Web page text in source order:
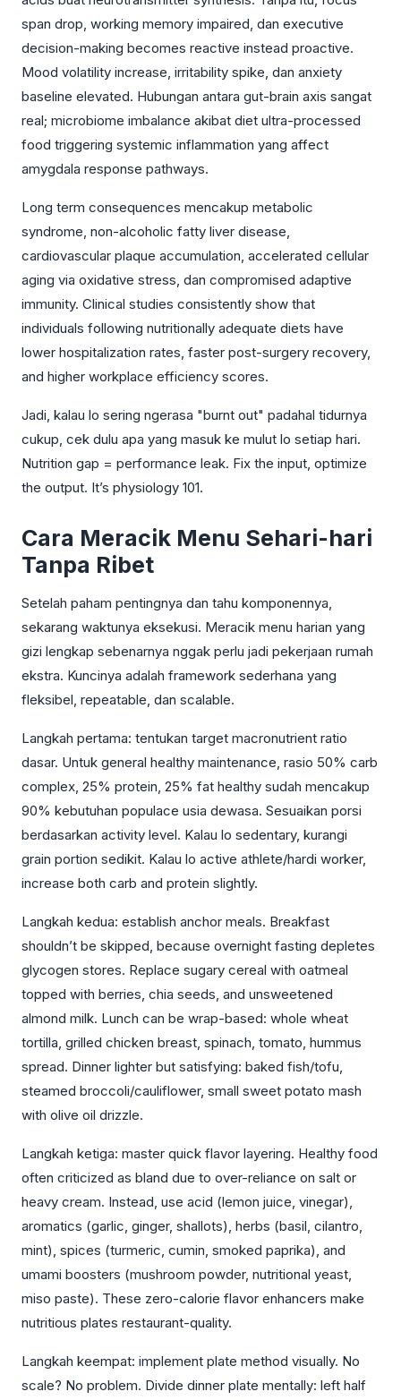
span drop, working memory impaired, dan executive
decision-making becomes reactive instead proactive.
Mood volatility increase, irritability spike, dan anxiety
baseline elevated. Hubungan antara gut-brain axis sangat
real; microbiome imbalance akibat diet ultra-processed
food triggering systemic inflammation yang affect
amygdala response pathways.
Long term consequences mencakup metabolic
syndrome, non-alcoholic fatty liver disease,
cardiovascular plaque accumulation, accelerated cellular
aging via oxidative stress, dan compromised adaptive
immunity. Clinical studies consistently show that
individuals following nutritionally adequate diets have
lower hospitalization rates, faster post-surgery recovery,
and higher workplace efficiency scores.
Jadi, kalau lo sering ngerasa "burnt out" padahal tidurnya
cukup, cek dulu apa yang masuk ke mulut lo setiap hari.
Nutrition gap = performance leak. Fix the input, optimize
the output. It’s physiology 101.
Cara Meracik Menu Sehari-hari
Tanpa Ribet
Setelah paham pentingnya dan tahu komponennya,
sekarang waktunya eksekusi. Meracik menu harian yang
gizi lengkap sebenarnya nggak perlu jadi pekerjaan rumah
ekstra. Kuncinya adalah framework sederhana yang
fleksibel, repeatable, dan scalable.
Langkah pertama: tentukan target macronutrient ratio
dasar. Untuk general healthy maintenance, rasio 50% carb
complex, 25% protein, 25% fat healthy sudah mencakup
90% kebutuhan populace usia dewasa. Sesuaikan porsi
berdasarkan activity level. Kalau lo sedentary, kurangi
grain portion sedikit. Kalau lo active athlete/hardi worker,
increase both carb and protein slightly.
Langkah kedua: establish anchor meals. Breakfast
shouldn’t be skipped, because overnight fasting depletes
glycogen stores. Replace sugary cereal with oatmeal
topped with berries, chia seeds, and unsweetened
almond milk. Lunch can be wrap-based: whole wheat
tortilla, grilled chicken breast, spinach, tomato, hummus
spread. Dinner lighter but satisfying: baked fish/tofu,
steamed broccoli/cauliflower, small sweet potato mash
with olive oil drizzle.
Langkah ketiga: master quick flavor layering. Healthy food
often criticized as bland due to over-reliance on salt or
heavy cream. Instead, use acid (lemon juice, vinegar),
aromatics (garlic, ginger, shallots), herbs (basil, cilantro,
mint), spices (turmeric, cumin, smoked paprika), and
umami boosters (mushroom powder, nutritional yeast,
miso paste). These zero-calorie flavor enhancers make
nutritious plates restaurant-quality.
Langkah keempat: implement plate method visually. No
scale? No problem. Divide dinner plate mentally: left half